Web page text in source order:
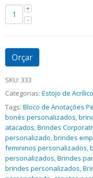
Orçar
SKU: 333
Categorias: Estojo de Acrílico
Tags: Bloco de Anotações
bonés personalizados,
atacados,Brindes
personalizado,brindes
femininos personalizados,
personalizados,Brindes
brindes personalizados,